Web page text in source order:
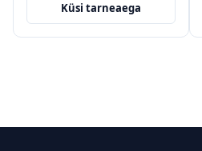
Küsi tarneaega